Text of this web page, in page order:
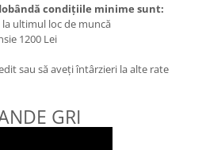
condițiile minime sunt:
ultimul loc de muncă
1200 Lei
sau să aveți întârzieri la alte rate
GRI